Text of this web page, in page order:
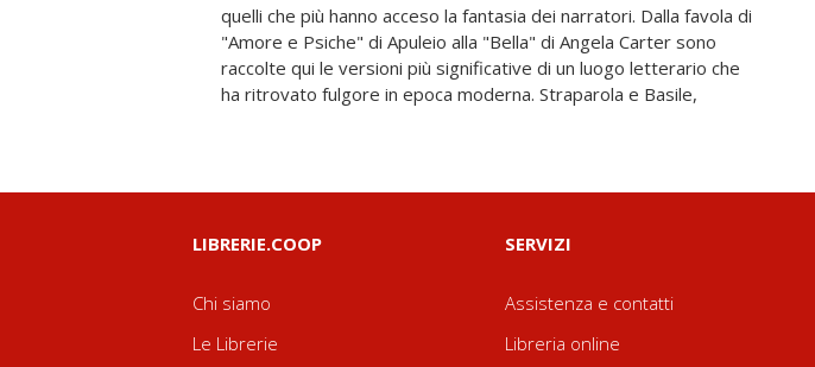
quelli che più hanno acceso la fantasia dei narratori. Dalla favola di
"Amore e Psiche" di Apuleio alla "Bella" di Angela Carter sono
raccolte qui le versioni più significative di un luogo letterario che
ha ritrovato fulgore in epoca moderna. Straparola e Basile,
compongono questa raccolta con una postfazione di Marina
Warner e con una versione inedita della "Bella e la Bestia" scritta
LIBRERIE.COOP
Chi siamo
Le Librerie
SERVIZI
Assistenza e contatti
Libreria online